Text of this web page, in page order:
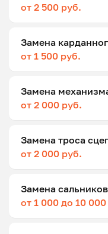
от 2 500 руб.
Замена
от 1 500 руб.
Замена
от 2 000 руб.
Замена троса
от 2 000 руб.
Замена сальников
от 1 000 до 10